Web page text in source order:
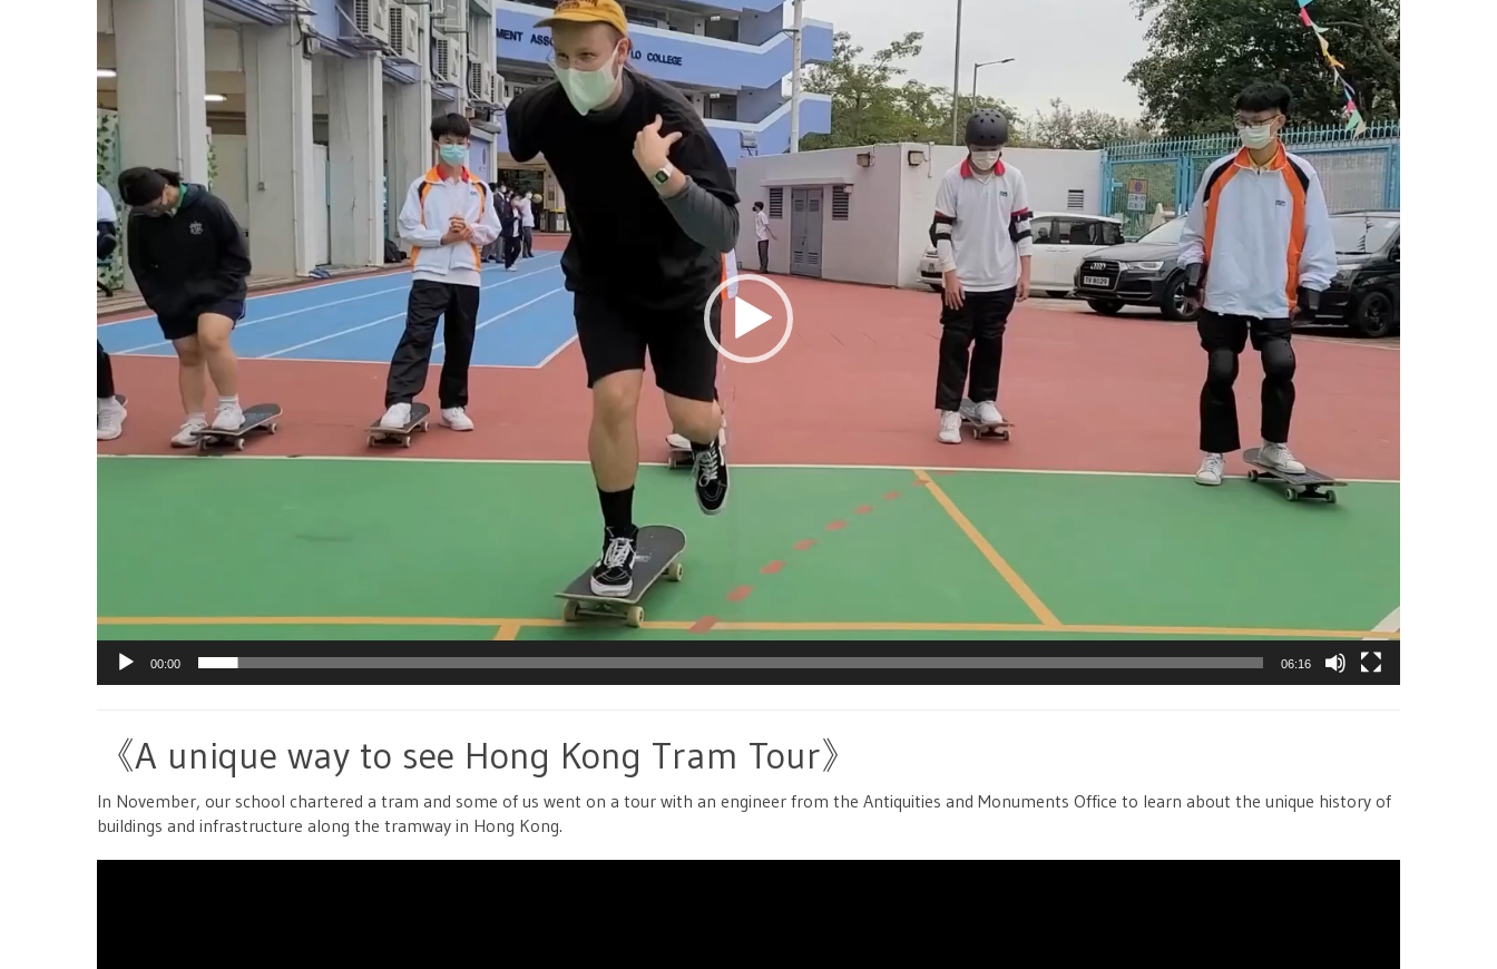
播
放
器
00:00 06:16
《A unique way to see Hong Kong Tram Tour》
In November, our school chartered a tram and some of us went on a tour with an engineer from the Antiquities and Monuments Office to learn about the unique history of
buildings and infrastructure along the tramway in Hong Kong.